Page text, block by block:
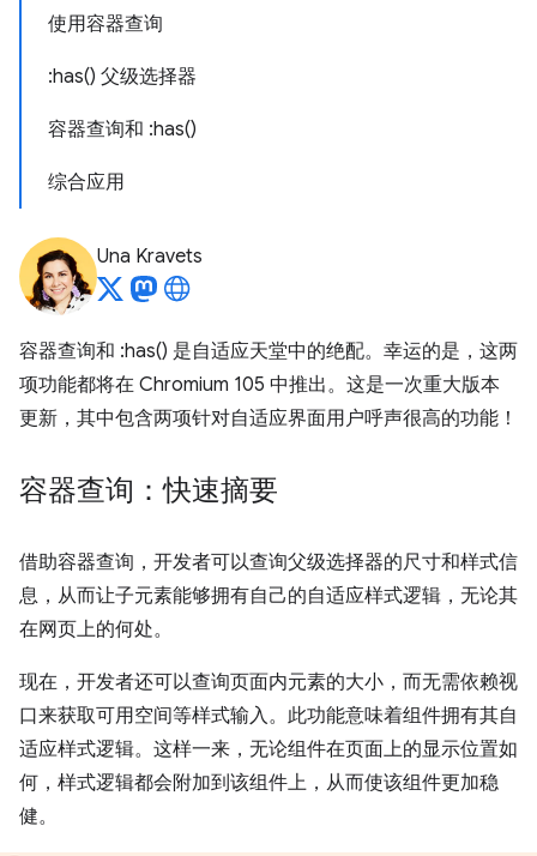
使用容器查询
:has() 父级选择器
容器查询和 :has()
综合应用
Una Kravets
容器查询和 :has() 是自适应天堂中的绝配。幸运的是，这两
项功能都将在 Chromium 105 中推出。这是一次重大版本
更新，其中包含两项针对自适应界面用户呼声很高的功能！
容器查询：快速摘要
借助容器查询，开发者可以查询父级选择器的尺寸和样式信
息，从而让子元素能够拥有自己的自适应样式逻辑，无论其
在网页上的何处。
现在，开发者还可以查询页面内元素的大小，而无需依赖视
口来获取可用空间等样式输入。此功能意味着组件拥有其自
适应样式逻辑。这样一来，无论组件在页面上的显示位置如
何，样式逻辑都会附加到该组件上，从而使该组件更加稳
健。